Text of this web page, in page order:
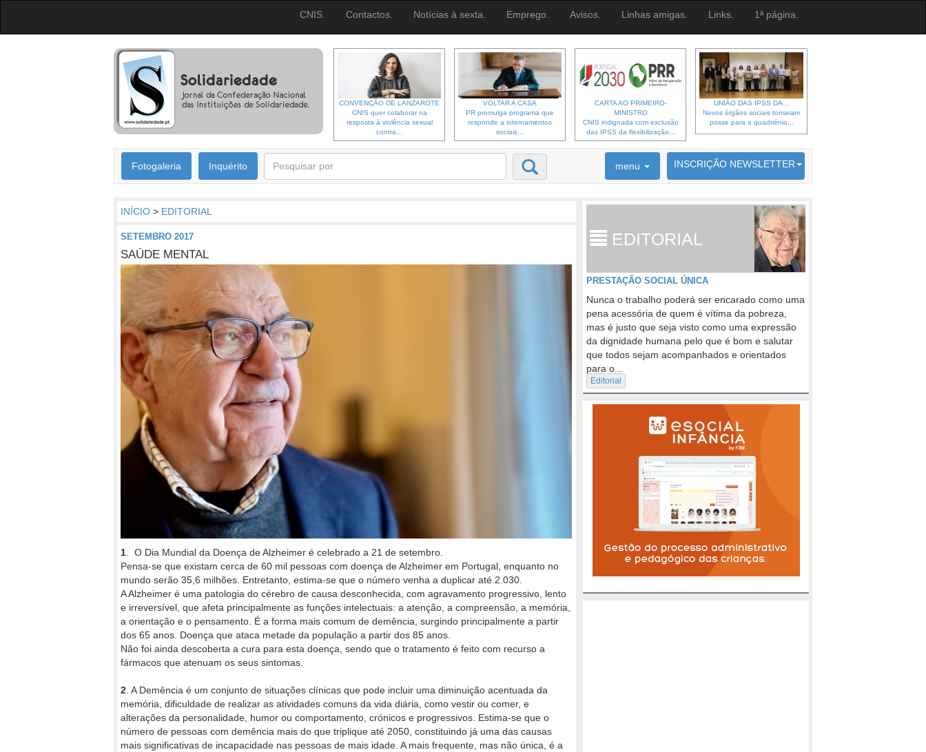
CNIS. Contactos. Notícias à sexta. Emprego. Avisos. Linhas amigas. Links. 1ª página.
CONVENÇÃO DE LANZAROTE
CNIS quer colaborar na
resposta à violência sexual
contra...
VOLTAR A CASA
PR promulga programa que
responde a internamentos
sociais...
CARTA AO PRIMEIRO-
MINISTRO
CNIS indignada com exclusão
das IPSS da flexibilização...
UNIÃO DAS IPSS DA...
Novos órgãos sociais tomaram
posse para o quadriénio...
Fotogaleria Inquérito menu INSCRIÇÃO NEWSLETTER
6692 membros inscritos
INÍCIO > EDITORIAL
SETEMBRO 2017
SAÚDE MENTAL
1. O Dia Mundial da Doença de Alzheimer é celebrado a 21 de setembro.
Pensa-se que existam cerca de 60 mil pessoas com doença de Alzheimer em Portugal, enquanto no
mundo serão 35,6 milhões. Entretanto, estima-se que o número venha a duplicar até 2.030.
A Alzheimer é uma patologia do cérebro de causa desconhecida, com agravamento progressivo, lento
e irreversível, que afeta principalmente as funções intelectuais: a atenção, a compreensão, a memória,
a orientação e o pensamento. É a forma mais comum de demência, surgindo principalmente a partir
dos 65 anos. Doença que ataca metade da população a partir dos 85 anos.
Não foi ainda descoberta a cura para esta doença, sendo que o tratamento é feito com recurso a
fármacos que atenuam os seus sintomas.
2. A Demência é um conjunto de situações clínicas que pode incluir uma diminuição acentuada da
memória, dificuldade de realizar as atividades comuns da vida diária, como vestir ou comer, e
alterações da personalidade, humor ou comportamento, crónicos e progressivos. Estima-se que o
número de pessoas com demência mais do que triplique até 2050, constituindo já uma das causas
mais significativas de incapacidade nas pessoas de mais idade. A mais frequente, mas não única, é a
EDITORIAL
PRESTAÇÃO SOCIAL ÚNICA
Nunca o trabalho poderá ser encarado como uma
pena acessória de quem é vítima da pobreza,
mas é justo que seja visto como uma expressão
da dignidade humana pelo que é bom e salutar
que todos sejam acompanhados e orientados
para o...
Editorial